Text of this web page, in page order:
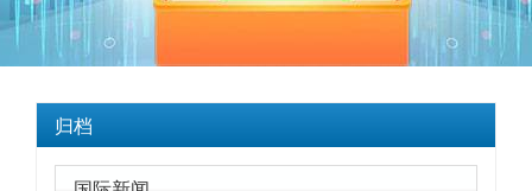
归档